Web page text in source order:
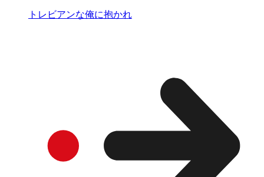
トレビアンな俺に抱かれ